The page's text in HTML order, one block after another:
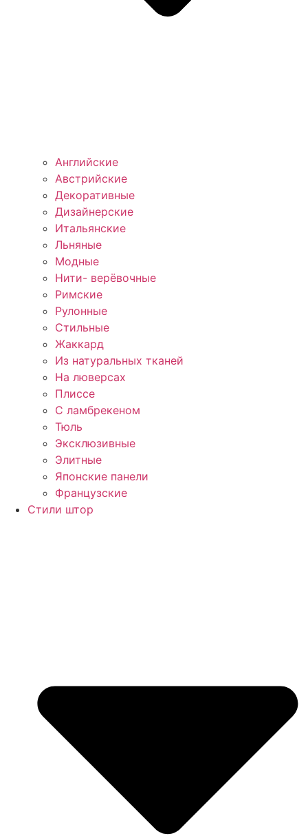
Английские
Австрийские
Декоративные
Дизайнерские
Итальянские
Льняные
Модные
Нити- верёвочные
Римские
Рулонные
Стильные
Жаккард
Из натуральных тканей
На люверсах
Плиссе
С ламбрекеном
Тюль
Эксклюзивные
Элитные
Японские панели
Французские
Стили штор